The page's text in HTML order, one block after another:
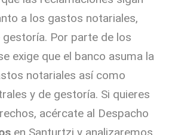
a los gastos notariales,
Por parte de los
exige que el banco asuma la
notariales así como
y de gestoría. Si quieres
acércate al Despacho
en Santurtzi y analizaremos